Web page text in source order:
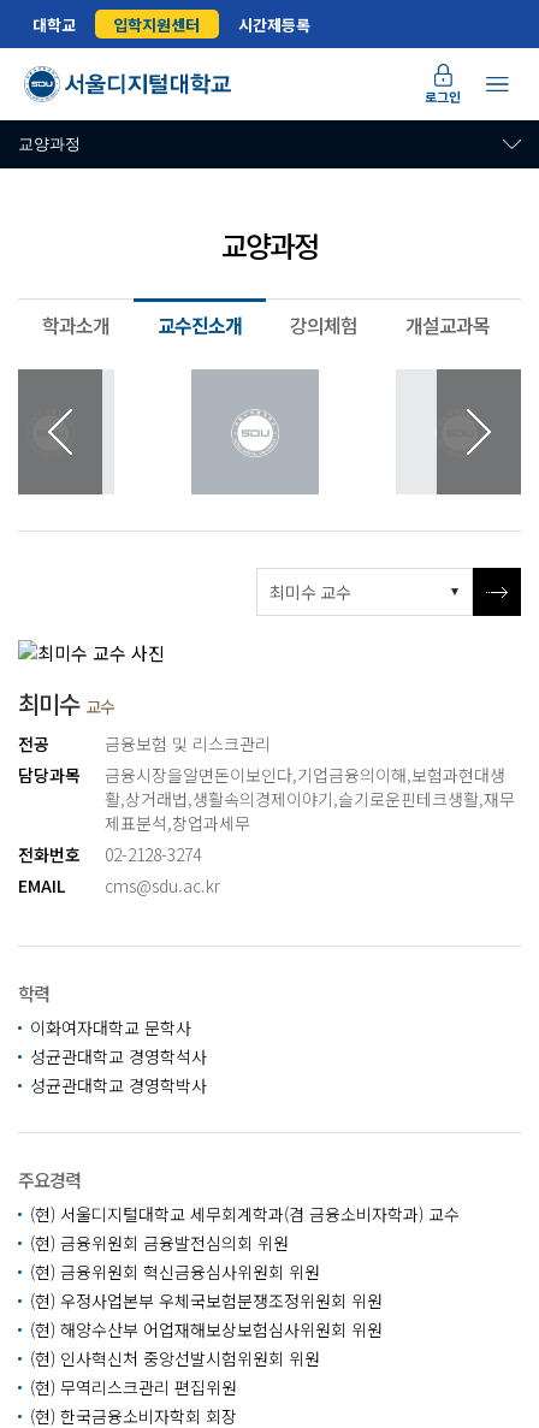
대학교 입학지원센터 시간제등록
로그인
교양과정
교양과정
학과소개 교수진소개 강의체험 개설교과목
최미수 교수
전공
금융보험 및 리스크관리
담당과목
금융시장을알면돈이보인다,기업금융의이해,보험과현대생
활,상거래법,생활속의경제이야기,슬기로운핀테크생활,재무
제표분석,창업과세무
전화번호
02-2128-3274
EMAIL
cms@sdu.ac.kr
학력
이화여자대학교 문학사
성균관대학교 경영학석사
성균관대학교 경영학박사
주요경력
(현) 서울디지털대학교 세무회계학과(겸 금융소비자학과) 교수
(현) 금융위원회 금융발전심의회 위원
(현) 금융위원회 혁신금융심사위원회 위원
(현) 우정사업본부 우체국보험분쟁조정위원회 위원
(현) 해양수산부 어업재해보상보험심사위원회 위원
(현) 인사혁신처 중앙선발시험위원회 위원
(현) 무역리스크관리 편집위원
(현) 한국금융소비자학회 회장